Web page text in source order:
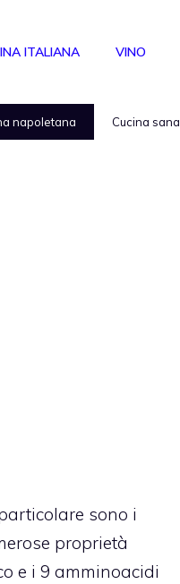
ITALIANA VINO
napoletana Cucina sana
sono i
proprietà
e i 9 amminoacidi